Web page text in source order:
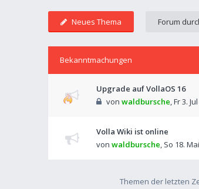
Neues Thema
Bekanntmachungen
Upgrade auf VollaOS 16
von waldbursche,Fr 3.
Volla Wiki ist online
von waldbursche, So 18.
Themen der letzten